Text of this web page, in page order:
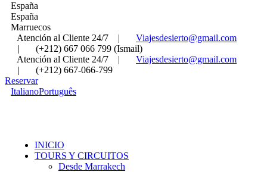
España
España
Marruecos
Atención al Cliente 24/7
|
Viajesdesierto@gmail.com
|
(+212) 667 066 799 (Ismail)
Atención al Cliente 24/7
|
Viajesdesierto@gmail.com
|
(+212) 667-066-799
Reservar
ItalianoPortuguês
INICIO
TOURS Y CIRCUITOS
Desde Marrakech